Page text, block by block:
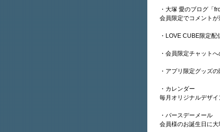
・大塚 愛のブログ「
会員限定でコメント
・LOVE CUBE限定
・会員限定チャット
・アプリ限定グッズ
・カレンダー
毎月オリジナルデザ
・バースデーメール
会員様のお誕生日に